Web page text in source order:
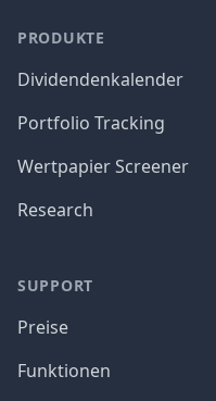
PRODUKTE
Dividendenkalender
Portfolio Tracking
Wertpapier Screener
Research
SUPPORT
Preise
Funktionen